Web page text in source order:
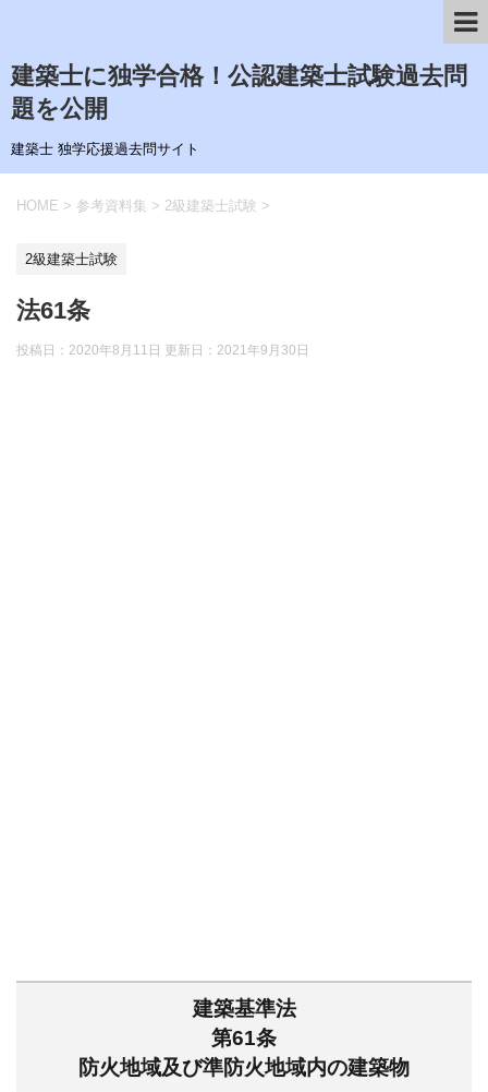
建築士に独学合格！公認建築士試験過去問
題を公開
建築士 独学応援過去問サイト
HOME > 参考資料集 > 2級建築士試験 >
2級建築士試験
法61条
投稿日：2020年8月11日 更新日： 2021年9月30日
建築基準法
第61条
防火地域及び準防火地域内の建築物